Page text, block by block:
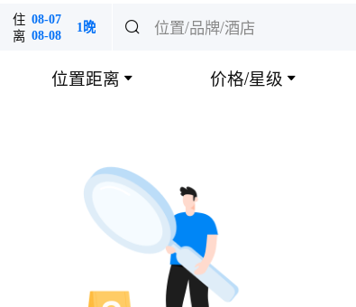
住 08-07
离 08-08
1晚  位置/品牌/酒店
位置距离  价格/星级 